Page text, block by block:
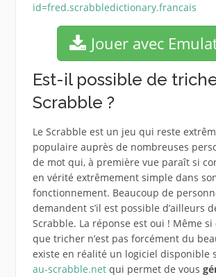
id=fred.scrabbledictionary.francais
Jouer avec
Est-il possible de
Scrabble ?
Le Scrabble est un jeu qui reste
populaire auprès de nombreuses
de mot qui, à première vue paraît si
en vérité extrêmement simple dans
fonctionnement. Beaucoup de
demandent s’il est possible d’ailleurs
Scrabble. La réponse est oui ! Même
que tricher n’est pas forcément du
existe en réalité un logiciel disponible
au-scrabble.netqui permet de vous